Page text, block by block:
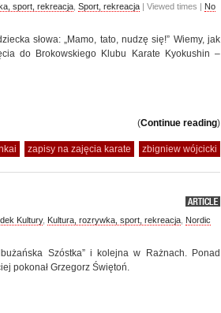
sport, rekreacja Sport, rekreacja | Viewed times | No
słowa: „Mamo, tato, nudzę się!” Wiemy, jak
do Brokowskiego Klubu Karate Kyokushin –
(Continue reading)
zapisy na zajęcia karate zbigniew wójcicki
Kultury, Kultura, rozrywka, sport, rekreacja Nordic
Szóstka” i kolejna w Rażnach. Ponad
pokonał Grzegorz Świętoń.